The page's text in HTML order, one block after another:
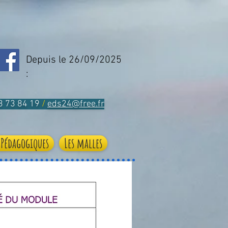
73 84 19 / eds24@free.fr
Depuis le 26/09/2025
:
Les malles